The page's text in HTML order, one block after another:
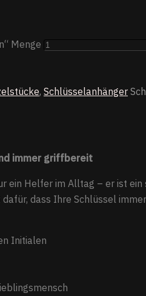
Menge
, Schlüsselanhänger
immer griffbereit
ein Helfer im Alltag – er ist
dass Ihre Schlüssel
Initialen